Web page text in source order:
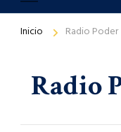
Inicio Radio Poder
Radio